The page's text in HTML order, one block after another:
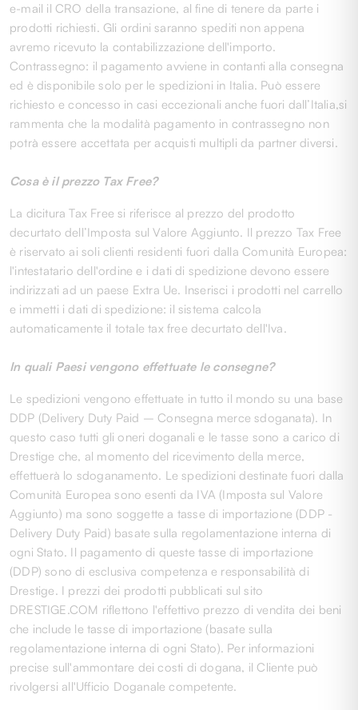
e-mail il CRO della transazione, al fine di tenere da parte i
prodotti richiesti. Gli ordini saranno spediti non appena
avremo ricevuto la contabilizzazione dell'importo.
Contrassegno: il pagamento avviene in contanti alla consegna
ed è disponibile solo per le spedizioni in Italia. Può essere
richiesto e concesso in casi eccezionali anche fuori dall’Italia,si
rammenta che la modalità pagamento in contrassegno non
potrà essere accettata per acquisti multipli da partner diversi.
Cosa è il prezzo Tax Free?
La dicitura Tax Free si riferisce al prezzo del prodotto
decurtato dell’Imposta sul Valore Aggiunto. Il prezzo Tax Free
è riservato ai soli clienti residenti fuori dalla Comunità Europea:
l'intestatario dell'ordine e i dati di spedizione devono essere
indirizzati ad un paese Extra Ue. Inserisci i prodotti nel carrello
e immetti i dati di spedizione: il sistema calcola
automaticamente il totale tax free decurtato dell'Iva.
In quali Paesi vengono effettuate le consegne?
Le spedizioni vengono effettuate in tutto il mondo su una base
DDP (Delivery Duty Paid – Consegna merce sdoganata). In
questo caso tutti gli oneri doganali e le tasse sono a carico di
Drestige che, al momento del ricevimento della merce,
effettuerà lo sdoganamento. Le spedizioni destinate fuori dalla
Comunità Europea sono esenti da IVA (Imposta sul Valore
Aggiunto) ma sono soggette a tasse di importazione (DDP -
Delivery Duty Paid) basate sulla regolamentazione interna di
ogni Stato. Il pagamento di queste tasse di importazione
(DDP) sono di esclusiva competenza e responsabilità di
Drestige. I prezzi dei prodotti pubblicati sul sito
DRESTIGE.COM riflettono l'effettivo prezzo di vendita dei beni
che include le tasse di importazione (basate sulla
regolamentazione interna di ogni Stato). Per informazioni
precise sull'ammontare dei costi di dogana, il Cliente può
rivolgersi all'Ufficio Doganale competente.